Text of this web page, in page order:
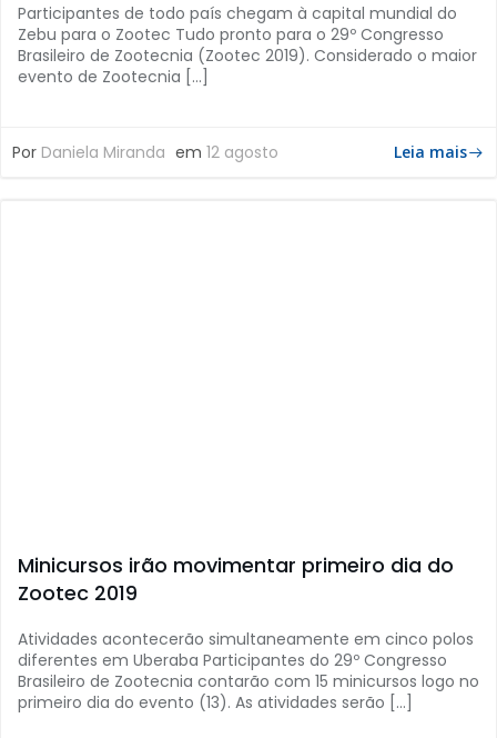
Participantes de todo país chegam à capital mundial do
Zebu para o Zootec Tudo pronto para o 29º Congresso
Brasileiro de Zootecnia (Zootec 2019). Considerado o maior
evento de Zootecnia […]
Por Daniela Miranda em 12 agosto Leia mais
Minicursos irão movimentar primeiro dia do
Zootec 2019
Atividades acontecerão simultaneamente em cinco polos
diferentes em Uberaba Participantes do 29º Congresso
Brasileiro de Zootecnia contarão com 15 minicursos logo no
primeiro dia do evento (13). As atividades serão […]